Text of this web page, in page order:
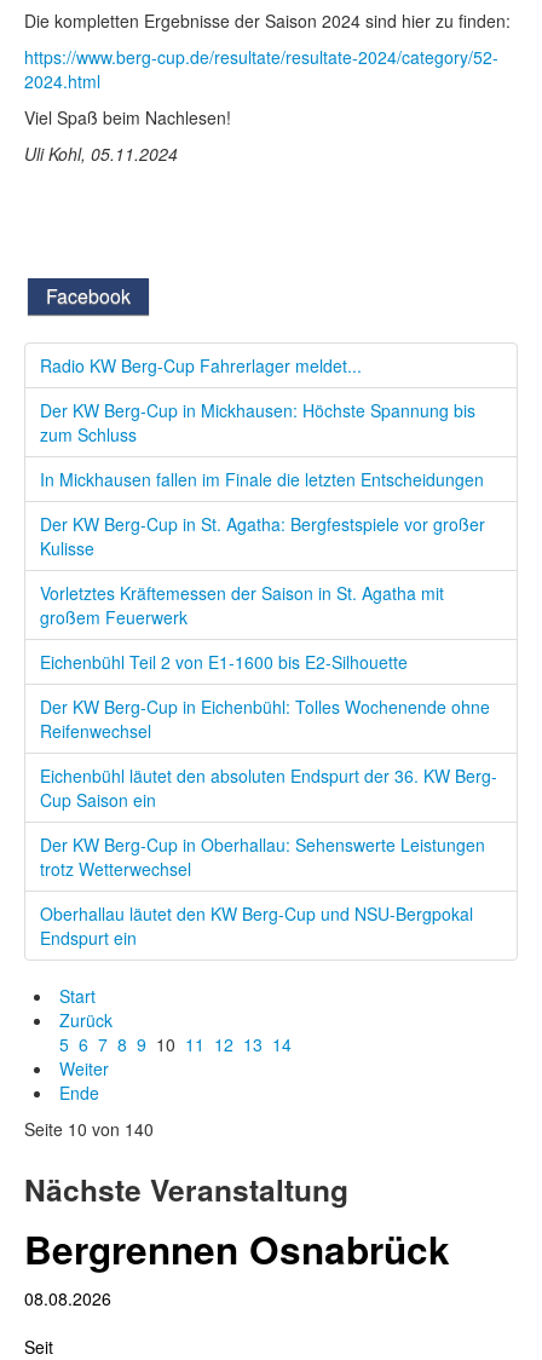
Die kompletten Ergebnisse der Saison 2024 sind hier zu finden:
https://www.berg-cup.de/resultate/resultate-2024/category/52-
2024.html
Viel Spaß beim Nachlesen!
Uli Kohl, 05.11.2024
Facebook
Radio KW Berg-Cup Fahrerlager meldet...
Der KW Berg-Cup in Mickhausen: Höchste Spannung bis
zum Schluss
In Mickhausen fallen im Finale die letzten Entscheidungen
Der KW Berg-Cup in St. Agatha: Bergfestspiele vor großer
Kulisse
Vorletztes Kräftemessen der Saison in St. Agatha mit
großem Feuerwerk
Eichenbühl Teil 2 von E1-1600 bis E2-Silhouette
Der KW Berg-Cup in Eichenbühl: Tolles Wochenende ohne
Reifenwechsel
Eichenbühl läutet den absoluten Endspurt der 36. KW Berg-
Cup Saison ein
Der KW Berg-Cup in Oberhallau: Sehenswerte Leistungen
trotz Wetterwechsel
Oberhallau läutet den KW Berg-Cup und NSU-Bergpokal
Endspurt ein
Start
Zurück
5 6 7 8 9 10 11 12 13 14
Weiter
Ende
Seite 10 von 140
Nächste Veranstaltung
Bergrennen Osnabrück
08.08.2026
Seit